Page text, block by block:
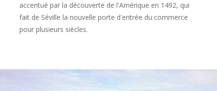
accentué par la découverte de l'Amérique en 1492, qui
fait de Séville la nouvelle porte d'entrée du commerce
pour plusieurs siècles.